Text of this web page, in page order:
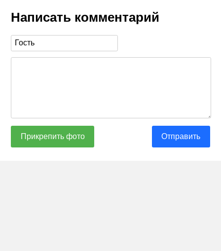
Написать комментарий
Прикрепить фото Отправить